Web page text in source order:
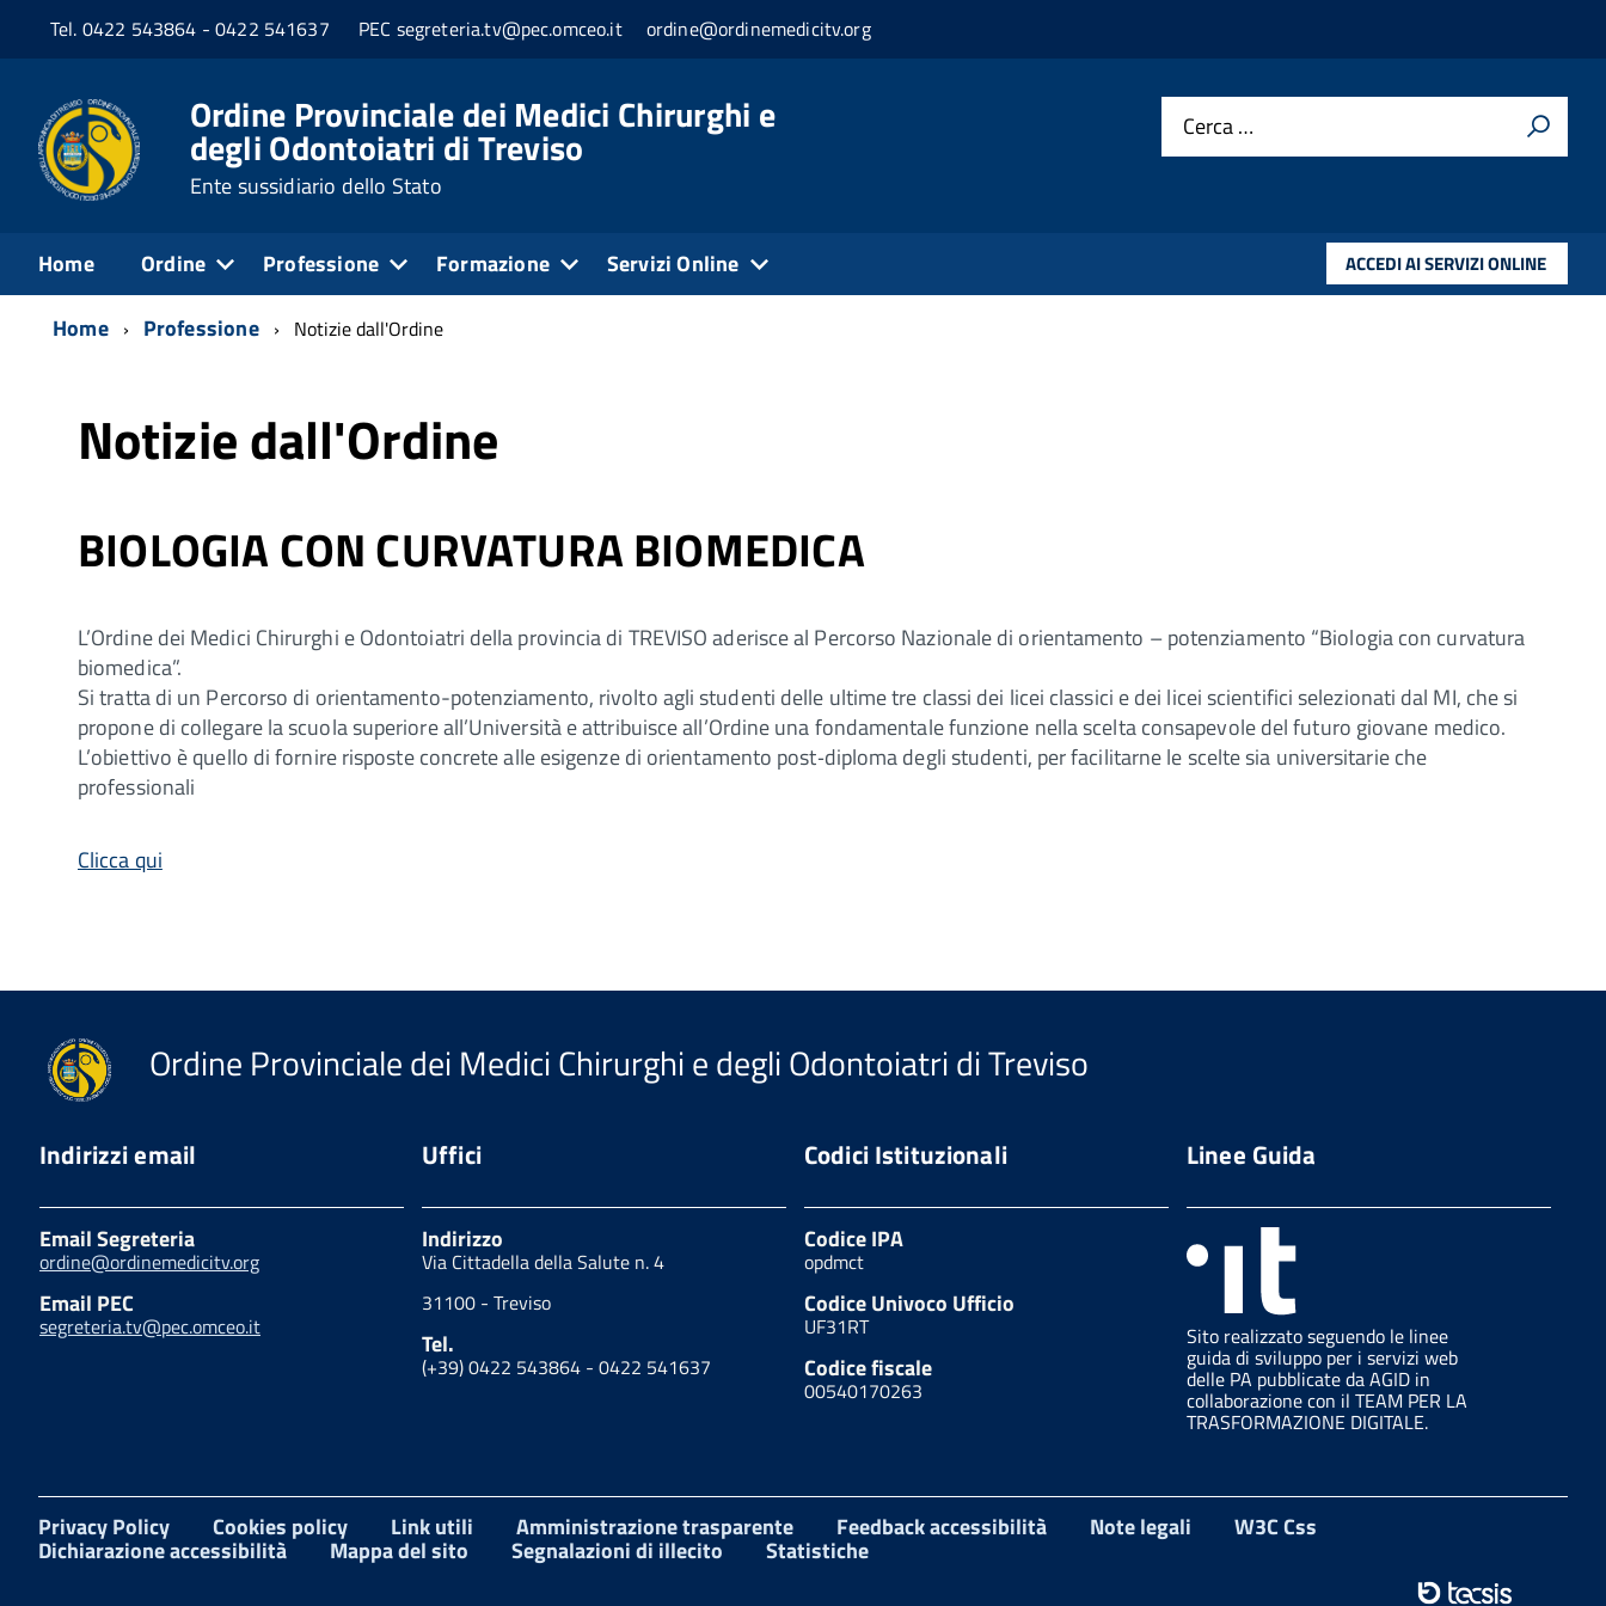
Tel. 0422 543864 - 0422 541637 PEC segreteria.tv@pec.omceo.it ordine@ordinemedicitv.org
Ordine Provinciale dei Medici Chirurghi e
degli Odontoiatri di Treviso
Ente sussidiario dello Stato
Cerca …
Home Ordine Professione Formazione Servizi Online ACCEDI AI SERVIZI ONLINE
Home Professione Notizie dall'Ordine
Notizie dall'Ordine
BIOLOGIA CON CURVATURA BIOMEDICA
L’Ordine dei Medici Chirurghi e Odontoiatri della provincia di TREVISO aderisce al Percorso Nazionale di orientamento – potenziamento “Biologia con curvatura
biomedica”.
Si tratta di un Percorso di orientamento-potenziamento, rivolto agli studenti delle ultime tre classi dei licei classici e dei licei scientifici selezionati dal MI, che si
propone di collegare la scuola superiore all’Università e attribuisce all’Ordine una fondamentale funzione nella scelta consapevole del futuro giovane medico.
L’obiettivo è quello di fornire risposte concrete alle esigenze di orientamento post‐diploma degli studenti, per facilitarne le scelte sia universitarie che
professionali
Clicca qui
Ordine Provinciale dei Medici Chirurghi e degli Odontoiatri di Treviso
Indirizzi email
Email Segreteria
ordine@ordinemedicitv.org
Email PEC
segreteria.tv@pec.omceo.it
Uffici
Indirizzo
Via Cittadella della Salute n. 4
31100 - Treviso
Tel.
(+39) 0422 543864 - 0422 541637
Codici Istituzionali
Codice IPA
opdmct
Codice Univoco Ufficio
UF31RT
Codice fiscale
00540170263
Linee Guida
Sito realizzato seguendo le linee
guida di sviluppo per i servizi web
delle PA pubblicate da AGID in
collaborazione con il TEAM PER LA
TRASFORMAZIONE DIGITALE.
Privacy Policy Cookies policy Link utili Amministrazione trasparente Feedback accessibilità Note legali W3C Css
Dichiarazione accessibilità Mappa del sito Segnalazioni di illecito Statistiche